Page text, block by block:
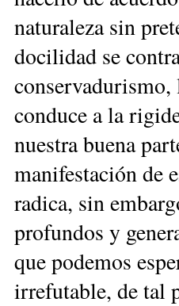
naturaleza sin
docilidad se
conduce a la
nuestra buena
manifestación de
radica, sin
profundos y
que podemos
irrefutable, de tal